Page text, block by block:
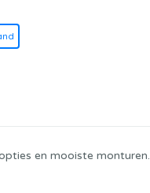
en mooiste